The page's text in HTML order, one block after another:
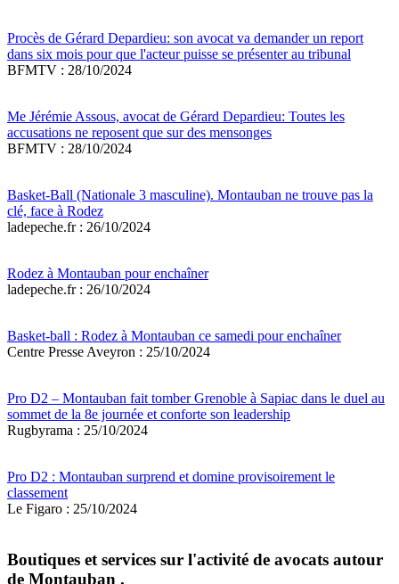
Procès de Gérard Depardieu: son avocat va demander un report
dans six mois pour que l'acteur puisse se présenter au tribunal
BFMTV : 28/10/2024
Me Jérémie Assous, avocat de Gérard Depardieu: Toutes les
accusations ne reposent que sur des mensonges
BFMTV : 28/10/2024
Basket-Ball (Nationale 3 masculine). Montauban ne trouve pas la
clé, face à Rodez
ladepeche.fr : 26/10/2024
Rodez à Montauban pour enchaîner
ladepeche.fr : 26/10/2024
Basket-ball : Rodez à Montauban ce samedi pour enchaîner
Centre Presse Aveyron : 25/10/2024
Pro D2 – Montauban fait tomber Grenoble à Sapiac dans le duel au
sommet de la 8e journée et conforte son leadership
Rugbyrama : 25/10/2024
Pro D2 : Montauban surprend et domine provisoirement le
classement
Le Figaro : 25/10/2024
Boutiques et services sur l'activité de avocats autour
de Montauban .